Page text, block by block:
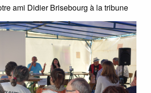
ami Didier Brisebourg à la tribune